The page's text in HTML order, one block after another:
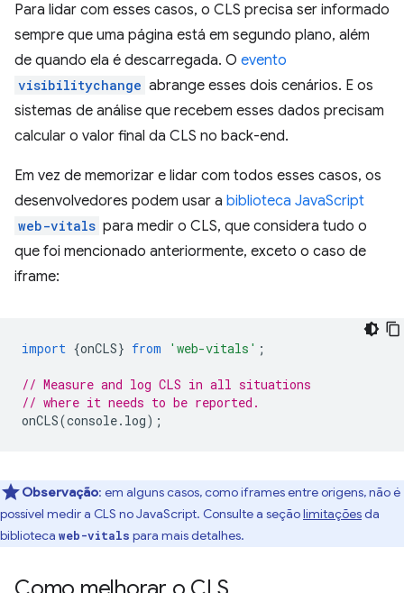
Para lidar com esses casos, o CLS precisa ser informado
sempre que uma página está em segundo plano, além
de quando ela é descarregada. O evento
visibilitychange abrange esses dois cenários. E os
sistemas de análise que recebem esses dados precisam
calcular o valor final da CLS no back-end.
Em vez de memorizar e lidar com todos esses casos, os
desenvolvedores podem usar a biblioteca JavaScript
web-vitals para medir o CLS, que considera tudo o
que foi mencionado anteriormente, exceto o caso de
iframe:
import {onCLS} from 'web-vitals' ;
// Measure and log CLS in all situations
// where it needs to be reported.
onCLS(console. log);
Observação: em alguns casos, como iframes entre origens, não é
possível medir a CLS no JavaScript. Consulte a seçãolimitaçõesda
biblioteca web-vitals para mais detalhes.